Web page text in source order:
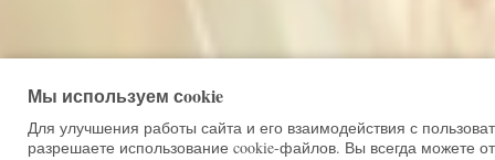
Мы используем сookie
Для улучшения работы сайта и его взаимодействия с
разрешаете использование cookie-файлов. Вы всегда можете